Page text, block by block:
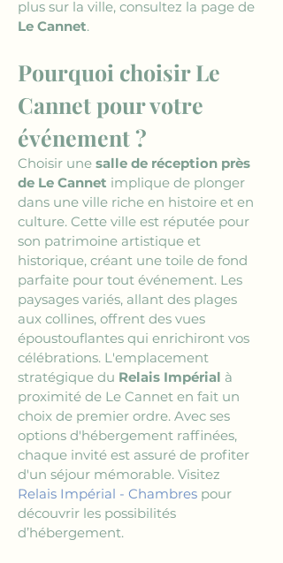
plus sur la ville, consultez la page de
Le Cannet.
Pourquoi choisir Le
Cannet pour votre
événement ?
Choisir une salle de réception près
de Le Cannet implique de plonger
dans une ville riche en histoire et en
culture. Cette ville est réputée pour
son patrimoine artistique et
historique, créant une toile de fond
parfaite pour tout événement. Les
paysages variés, allant des plages
aux collines, offrent des vues
époustouflantes qui enrichiront vos
célébrations. L'emplacement
stratégique du Relais Impérial à
proximité de Le Cannet en fait un
choix de premier ordre. Avec ses
options d'hébergement raffinées,
chaque invité est assuré de profiter
d'un séjour mémorable. Visitez
Relais Impérial - Chambres pour
découvrir les possibilités
d’hébergement.